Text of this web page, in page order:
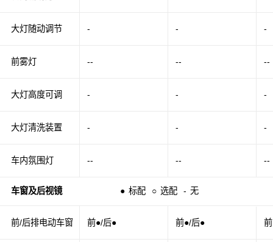
大灯随动调节
前雾灯
大灯高度可调
大灯清洗装置
车内氛围灯
车窗及后视镜 ● 标配 ○ 选配 - 无
前/后排电动车窗
- - -
-- -- --
- - -
- - -
-- -- --
前●/后● 前●/后●